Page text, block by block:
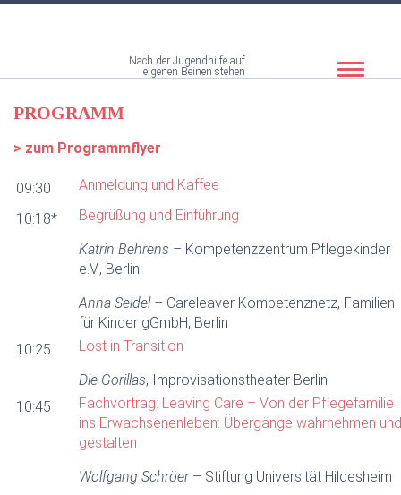
Nach der Jugendhilfe auf
eigenen Beinen stehen
Toggle
PROGRAMM
> zum Programmflyer
09:30
Anmeldung und Kaffee
10:18*
Begrüßung und Einführung
Katrin Behrens – Kompetenzzentrum Pflegekinder
e.V., Berlin
Anna Seidel – Careleaver Kompetenznetz, Familien
für Kinder gGmbH, Berlin
10:25
Lost in Transition
Die Gorillas, Improvisationstheater Berlin
10:45
Fachvortrag: Leaving Care – Von der Pflegefamilie
ins Erwachsenenleben: Übergänge wahrnehmen und
gestalten
Wolfgang Schröer – Stiftung Universität Hildesheim